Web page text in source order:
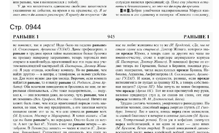
Стр. 0944